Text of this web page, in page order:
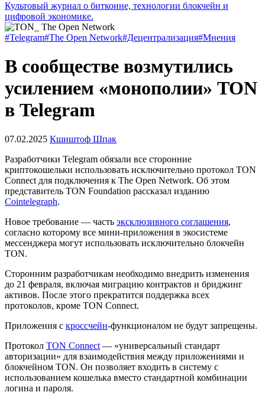
Культовый журнал о биткоине, технологии блокчейн и
цифровой экономике.
#Telegram#The Open Network#Децентрализация#Мнения
В сообществе возмутились
усилением «монополии» TON
в Telegram
07.02.2025 Кшиштоф Шпак
Разработчики Telegram обязали все сторонние
криптокошельки использовать исключительно протокол TON
Connect для подключения к The Open Network. Об этом
представитель TON Foundation рассказал изданию
Cointelegraph.
Новое требование — часть эксклюзивного соглашения,
согласно которому все мини-приложения в экосистеме
мессенджера могут использовать исключительно блокчейн
TON.
Сторонним разработчикам необходимо внедрить изменения
до 21 февраля, включая миграцию контрактов и бриджинг
активов. После этого прекратится поддержка всех
протоколов, кроме TON Connect.
Приложения с кроссчейн-функционалом не будут запрещены.
Протокол TON Connect — «универсальный стандарт
авторизации» для взаимодействия между приложениями и
блокчейном TON. Он позволяет входить в систему с
использованием кошелька вместо стандартной комбинации
логина и пароля.